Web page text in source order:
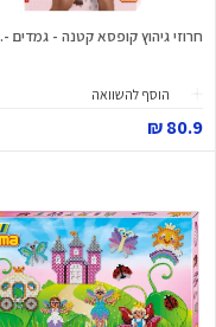
חרוזי גיהוץ קופסא קטנה - גמדים -
הוסף להשוואה
80.9 ₪